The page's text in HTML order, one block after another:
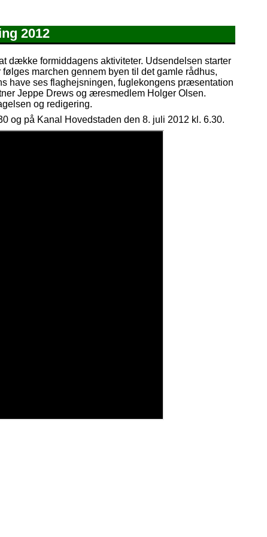
2012
dække formiddagens aktiviteter. Udsendelsen starter
marchen gennem byen til det gamle rådhus,
have ses flaghejsningen, fuglekongens præsentation
Jeppe Drews og æresmedlem Holger Olsen.
og redigering.
og på Kanal Hovedstaden den 8. juli 2012 kl. 6.30.